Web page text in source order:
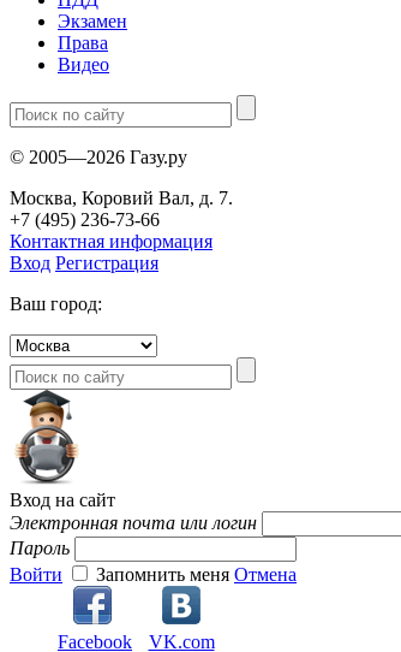
Экзамен
Права
Видео
© 2005—2026 Газу.ру
Москва, Коровий Вал, д. 7.
+7 (495) 236-73-66
Контактная информация
Вход Регистрация
Ваш город:
Вход на сайт
Электронная почта или логин
Пароль
Войти
Запомнить меня Отмена
Facebook VK.com